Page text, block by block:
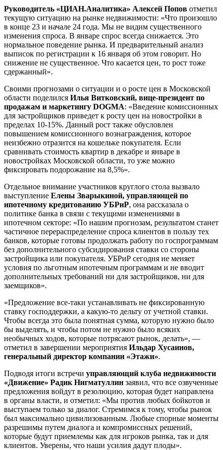
Руководитель «ЦИАН.Аналитика» Алексей Попов отметил
текущую ситуацию на рынке недвижимости: «Что произошло
в конце 23 и начале 24 года. Мы не видим существенного
изменения спроса. В январе спрос всегда снижается. Это
нормальное поведение рынка. И предварительный анализ
выписок по регистрации к 16 января об этом говорит. Но
снижение не существенное. Что касается цен, то рост тоже
сдержанный».
Своими прогнозами о ситуации и о росте цен в Московской
области поделился Илья Витковский, вице-президент по
продажам и маркетингу DOGMA: «Введение комиссионных
для застройщиков приведет к росту цен на новостройки в
пределах 10-15%. Данный рост также обусловлен
повышением комиссионного вознаграждения, которое
неизбежно отразится на кошельке покупателя. Если
сравнивать стоимость квартир в декабре и январе в
новостройках Московской области, то уже можно
фиксировать подорожание на 8,5%».
Отдельное внимание участников круглого стола вызвало
выступление Елены Зварыкиной, управляющей по
ипотечному кредитованию УБРиР, она рассказала о
политике банка в связи с текущими изменениями в
ипотечном секторе: «По нашим прогнозам, результатом станет
частичное перераспределение спроса клиентов в пользу тех
банков, которые готовы продолжать работу по госпрограммам
без дополнительного субсидирования ставки со стороны
застройщика или покупателя. УБРиР сегодня не меняет
условия по льготным ипотечным программам и не вводит
дополнительных требований ни для застройщиков, ни для
заемщиков».
«Предложение все-таки устанавливать не фиксированную
ставку господдержки, а какую-то дельту от учетной ставки.
Чтобы всегда это была понятная сумма, которую нужно было
бы выделять, и чтобы потом не нужно было всяких
необычных ходов, которые потрясают рынок, делать», —
отметил в завершении мероприятия Ильдар Хусаинов,
генеральный директор компании «Этажи».
Подводя итоги встречи управляющий клуба недвижимости
«Движение» Радик Нигматуллин заявил, что все озвученные
предложения войдут в резолюцию, которая будет направлена
в органы власти, и отметил: «Мы против любых бойкотов и
выступаем только за диалог. Стремимся к тому, чтобы рынок
был максимально цивилизованным. Любые спорные моменты
разрешимы путем диалога и компромиссных решений,
которые будут приемлемы как для игроков рынка, так и для
клиентов. Уверены, что наши усилия дадут плоды».